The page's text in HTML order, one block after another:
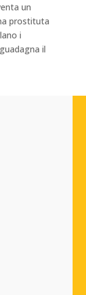
un
prostituta
i
il